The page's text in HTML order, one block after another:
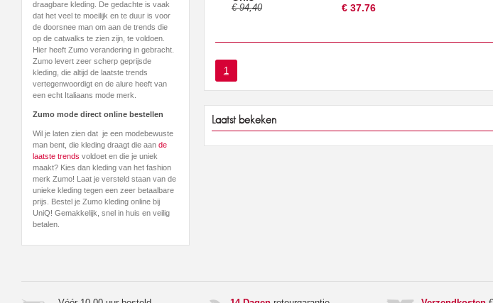
draagbare kleding. De gedachte is vaak
dat het veel te moeilijk en te duur is voor
de doorsnee man om aan de trends die
op de catwalks te zien zijn, te voldoen.
Hier heeft Zumo verandering in gebracht.
Zumo levert zeer scherp geprijsde
kleding, die altijd de laatste trends
vertegenwoordigt en de alure heeft van
een echt Italiaans mode merk.
Zumo mode direct online bestellen
Wil je laten zien dat je een modebewuste
man bent, die kleding draagt die aan de
laatste trends voldoet en die je uniek
maakt? Kies dan kleding van het fashion
merk Zumo! Laat je versteld staan van de
unieke kleding tegen een zeer betaalbare
prijs. Bestel je Zumo kleding online bij
UniQ! Gemakkelijk, snel in huis en veilig
betalen.
€ 94,40 € 37.76
1
Laatst bekeken